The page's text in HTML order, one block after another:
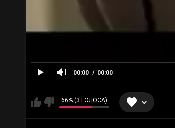
00:00 00:00
66% (3 ГОЛОСА)